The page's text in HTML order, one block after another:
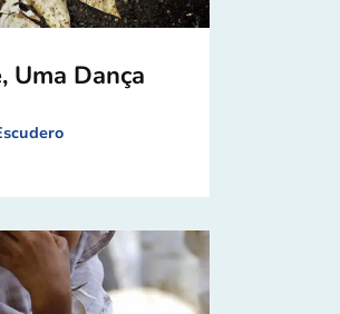
Uma Dança